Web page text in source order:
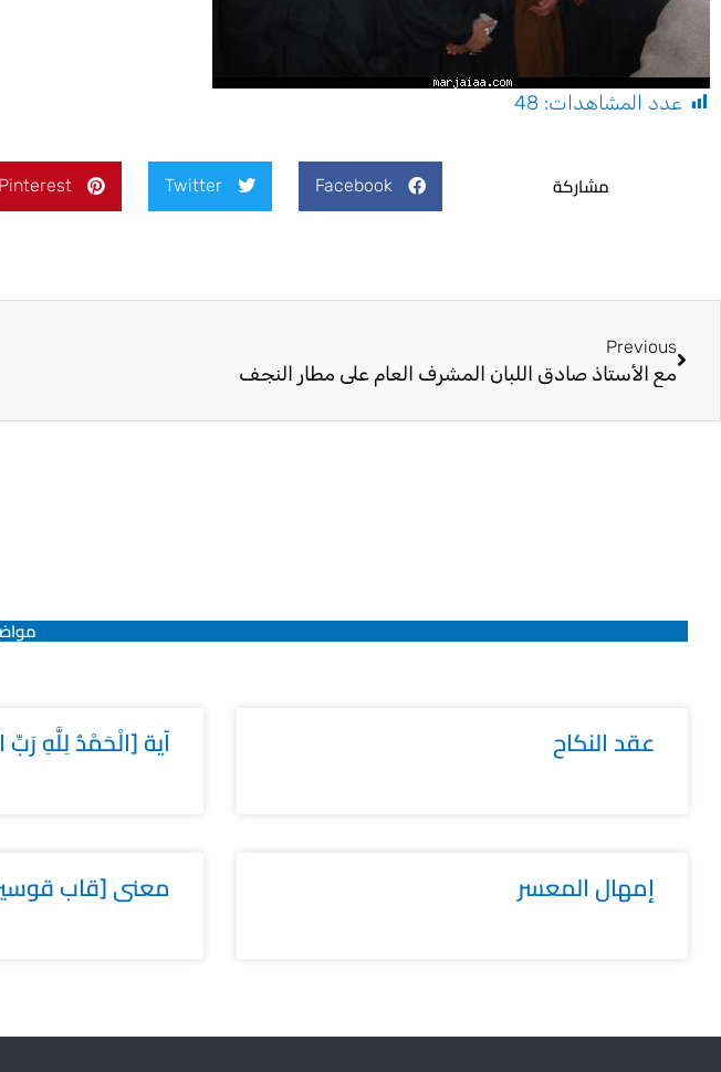
عدد المشاهدات: 48
مشاركة Facebook
Twitter
Pinterest
Previous
مع الأستاذ صادق اللبان المشرف العام على مطار النجف
عقد النكاح آية [الْحَمْدُ لِلَّهِ رَبِّ
إمهال المعسر معنى [قاب